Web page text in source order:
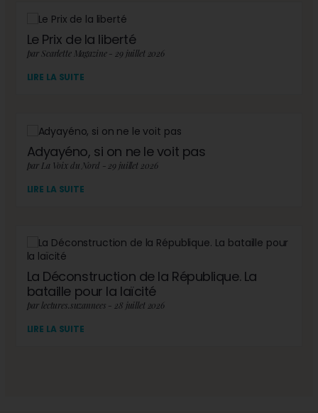
Le Prix de la liberté
par Scarlette Magazine - 29 juillet 2026
LIRE LA SUITE
Adyayéno, si on ne le voit pas
par La Voix du Nord - 29 juillet 2026
LIRE LA SUITE
La Déconstruction de la République. La
bataille pour la laïcité
par lectures.suzannees - 28 juillet 2026
LIRE LA SUITE